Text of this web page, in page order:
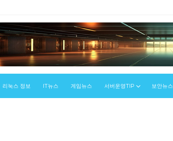
리눅스 정보 IT뉴스 게임뉴스 서버운영TIP 보안뉴스